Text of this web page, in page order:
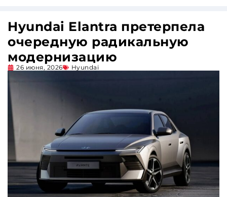
Hyundai Elantra претерпела
очередную радикальную
модернизацию
26 июня, 2026 Hyundai